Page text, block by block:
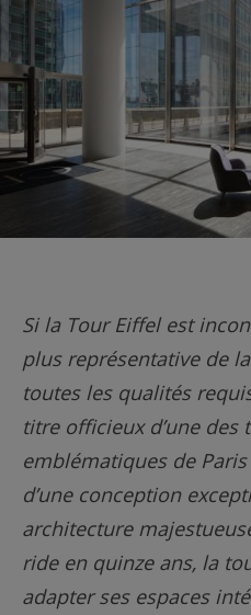
Si la Tour Eiffel est
plus représentative de
toutes les qualités
titre officieux d’une des
emblématiques de
d’une conception
architecture
ride en quinze ans, la
adapter ses espaces